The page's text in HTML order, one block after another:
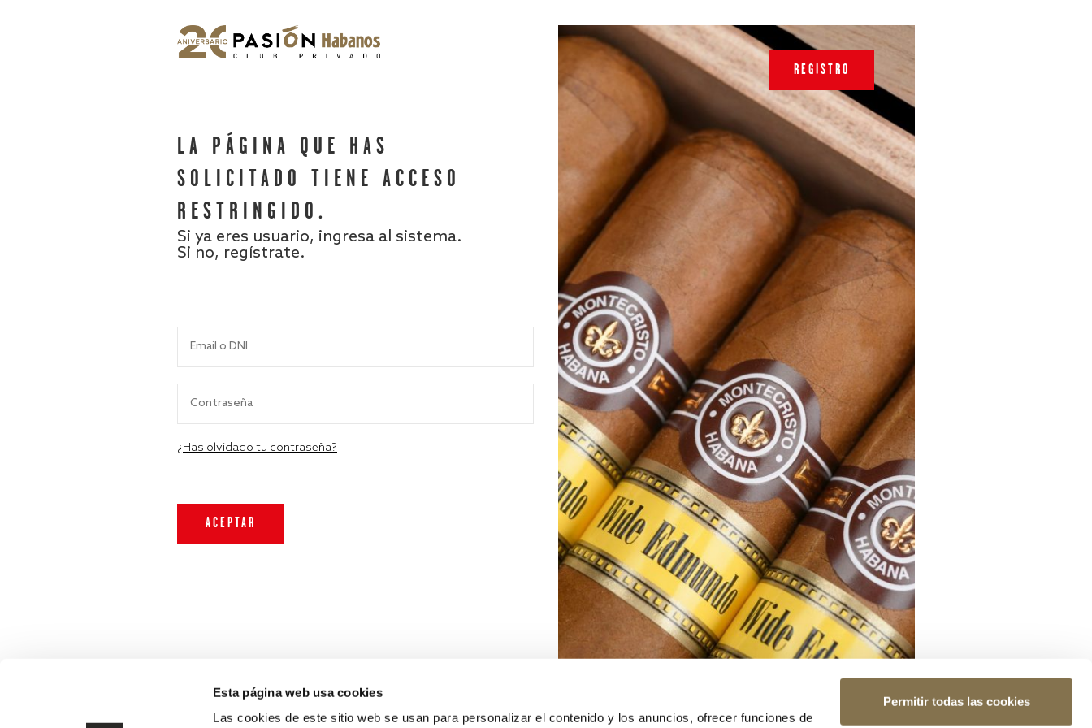
Esta página web usa cookies
Las cookies de este sitio web se usan para personalizar el contenido y los anuncios, ofrecer funciones de
Permitir todas las cookies
LA PÁGINA QUE HAS
SOLICITADO TIENE ACCESO
RESTRINGIDO.
Si ya eres usuario, ingresa al sistema.
Si no, regístrate.
¿Has olvidado tu contraseña?
REGISTRO